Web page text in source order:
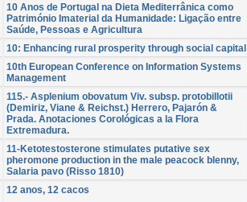
10 Anos de Portugal na Dieta Mediterrânica como
Património Imaterial da Humanidade: Ligação entre
Saúde, Pessoas e Agricultura
10: Enhancing rural prosperity through social capital
10th European Conference on Information Systems
Management
115.- Asplenium obovatum Viv. subsp. protobillotii
(Demiriz, Viane & Reichst.) Herrero, Pajarón &
Prada. Anotaciones Corológicas a la Flora
Extremadura.
11-Ketotestosterone stimulates putative sex
pheromone production in the male peacock blenny,
Salaria pavo (Risso 1810)
12 anos, 12 cacos